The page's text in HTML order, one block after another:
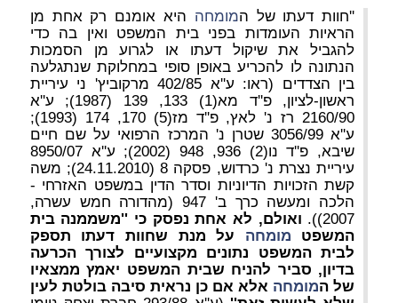
''חוות דעתו של המומחה היא אומנם רק אחת מן
הראיות העומדות בפני בית המשפט ואין בה כדי
להגביל את שיקול דעתו או לגרוע מן הסמכות
הנתונה לו להכריע באופן סופי במחלוקת שנתגלעה
בין הצדדים (ראו: ע''א 402/85 מרקוביץ' ני עיריית
ראשון-לציון, פ''ד מא(1) 133, 139 (1987); ע''א
2160/90 רז נ' לאץ, פ''ד מז(5) 170, 174 (1993);
ע''א 3056/99 שטרן נ' המרכז הרפואי על שם חיים
שיבא, פ''ד נו(2) 936, 948 (2002); ע''א 8950/07
עיריית נצרת נ' כרדוש, פסקה 8 (24.11.2010); משה
קשת הזכויות הדיוניות וסדר הדין במשפט האזרחי -
הלכה ומעשה כרך ב' 947 (מהדורה חמש עשרה,
2007)).
ואולם, לא אחת נפסק כי ''משממנה בית
המשפט מומחה על מנת שחוות דעתו תספק
לבית המשפט נתונים מקצועיים לצורך הכרעה
בדיון, סביר להניח שבית המשפט יאמץ ממצאיו
של המומחה אלא אם כן נראית סיבה בולטת לעין